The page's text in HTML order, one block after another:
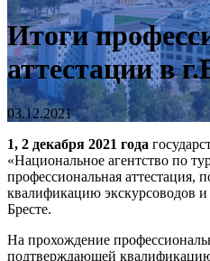
Итоги
аттестации в
03.12.2021
1, 2 декабря 2021 года
«Национальное агентство по
профессиональная аттестация,
квалификацию экскурсоводов и
Бресте.
На прохождение
подтверждающей